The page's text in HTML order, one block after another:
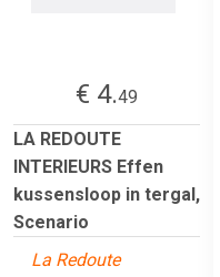
€ 4.49
LA REDOUTE
INTERIEURS Effen
kussensloop in tergal,
Scenario
La Redoute